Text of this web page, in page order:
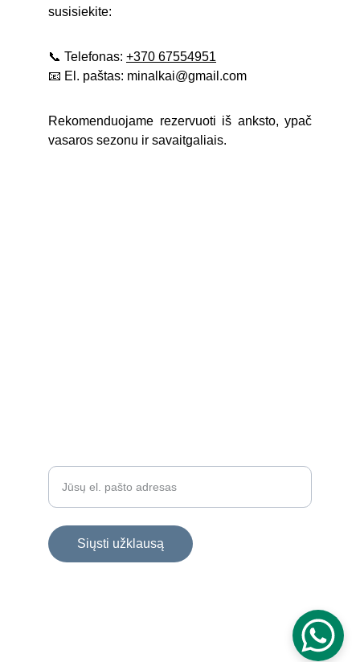
susisiekite:
📞 Telefonas: +370 67554951
📧 El. paštas: minalkai@gmail.com
Rekomenduojame rezervuoti iš anksto, ypač
vasaros sezonu ir savaitgaliais.
Siųsti užklausą